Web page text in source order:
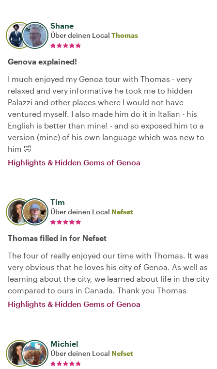
Shane
Über deinen Local Thomas
Genova explained!
I much enjoyed my Genoa tour with Thomas - very
relaxed and very informative he took me to hidden
Palazzi and other places where I would not have
ventured myself. I also made him do it in Italian - his
English is better than mine! - and so exposed him to a
version (mine) of his own language which was new to
him 🤣
Highlights & Hidden Gems of Genoa
Tim
Über deinen Local Nefset
Thomas filled in for Nefset
The four of really enjoyed our time with Thomas. It was
very obvious that he loves his city of Genoa. As well as
learning about the city, we learned about life in the city
compared to ours in Canada. Thank you Thomas
Highlights & Hidden Gems of Genoa
Michiel
Über deinen Local Nefset